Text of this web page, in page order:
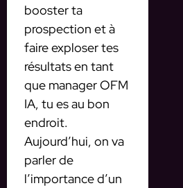
booster ta
prospection et à
faire exploser tes
résultats en tant
que manager OFM
IA, tu es au bon
endroit.
Aujourd’hui, on va
parler de
l’importance d’un